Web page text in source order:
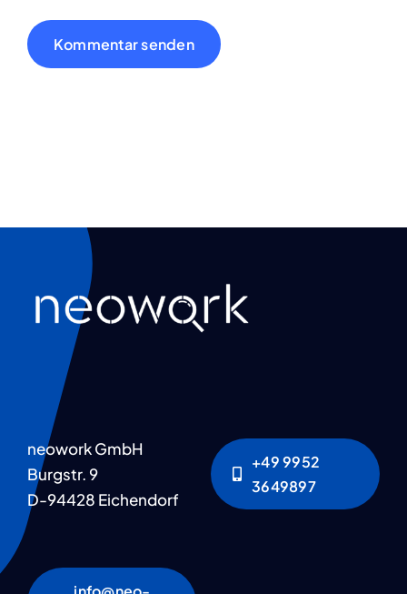
neowork GmbH
Burgstr. 9
D-94428 Eichendorf
+49 9952
3649897